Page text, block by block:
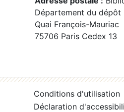
Département du dépôt
Quai François-Mauriac
75706 Paris Cedex 13
Conditions d'utilisation
Déclaration